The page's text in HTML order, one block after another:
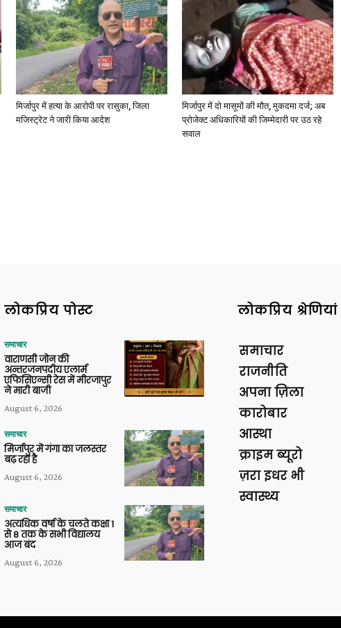
मिर्जापुर में हत्या के आरोपी पर रासुका, जिला
मजिस्ट्रेट ने जारी किया आदेश
मिर्जापुर में दो मासूमों की मौत, मुकदमा दर्ज; अब
प्रोजेक्ट अधिकारियों की जिम्मेदारी पर उठ रहे
सवाल
लोकप्रिय पोस्ट
समाचार
वाराणसी जोन की
अन्तरजनपदीय एलार्म
एफिसिएन्सी रेस में मीरजापुर
ने मारी बाजी
August 6, 2026
समाचार
मिर्जापुर में गंगा का जलस्तर
बढ़ रहा है
August 6, 2026
समाचार
अत्यधिक वर्षा के चलते कक्षा 1
से 8 तक के सभी विद्यालय
आज बंद
August 6, 2026
लोकप्रिय श्रेणियां
समाचार
राजनीति
अपना ज़िला
कारोबार
आस्था
क्राइम ब्यूरो
ज़रा इधर भी
स्वास्थ्य